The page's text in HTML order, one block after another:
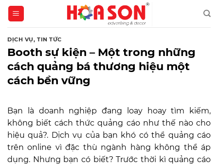
Skip
content
DỊCH VỤ,TIN TỨC
Booth sự kiện – Một trong những
cách quảng bá thương hiệu một
cách bền vững
Bạn là doanh nghiệp đang loay hoay tìm kiếm,
không biết cách thức quảng cáo như thế nào cho
hiệu quả?. Dịch vụ của bạn khó có thể quảng cáo
trên online vì đặc thù ngành hàng không thể áp
dụng. Nhưng bạn có biết? Trước thời kì quảng cáo